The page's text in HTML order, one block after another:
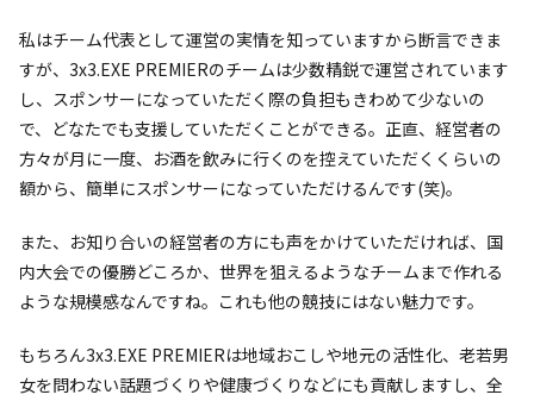
私はチーム代表として運営の実情を知っていますから断言できま
すが、3x3.EXE PREMIERのチームは少数精鋭で運営されています
し、スポンサーになっていただく際の負担もきわめて少ないの
で、どなたでも支援していただくことができる。正直、経営者の
方々が月に一度、お酒を飲みに行くのを控えていただくくらいの
額から、簡単にスポンサーになっていただけるんです(笑)。
また、お知り合いの経営者の方にも声をかけていただければ、国
内大会での優勝どころか、世界を狙えるようなチームまで作れる
ような規模感なんですね。これも他の競技にはない魅力です。
もちろん3x3.EXE PREMIERは地域おこしや地元の活性化、老若男
女を問わない話題づくりや健康づくりなどにも貢献しますし、全